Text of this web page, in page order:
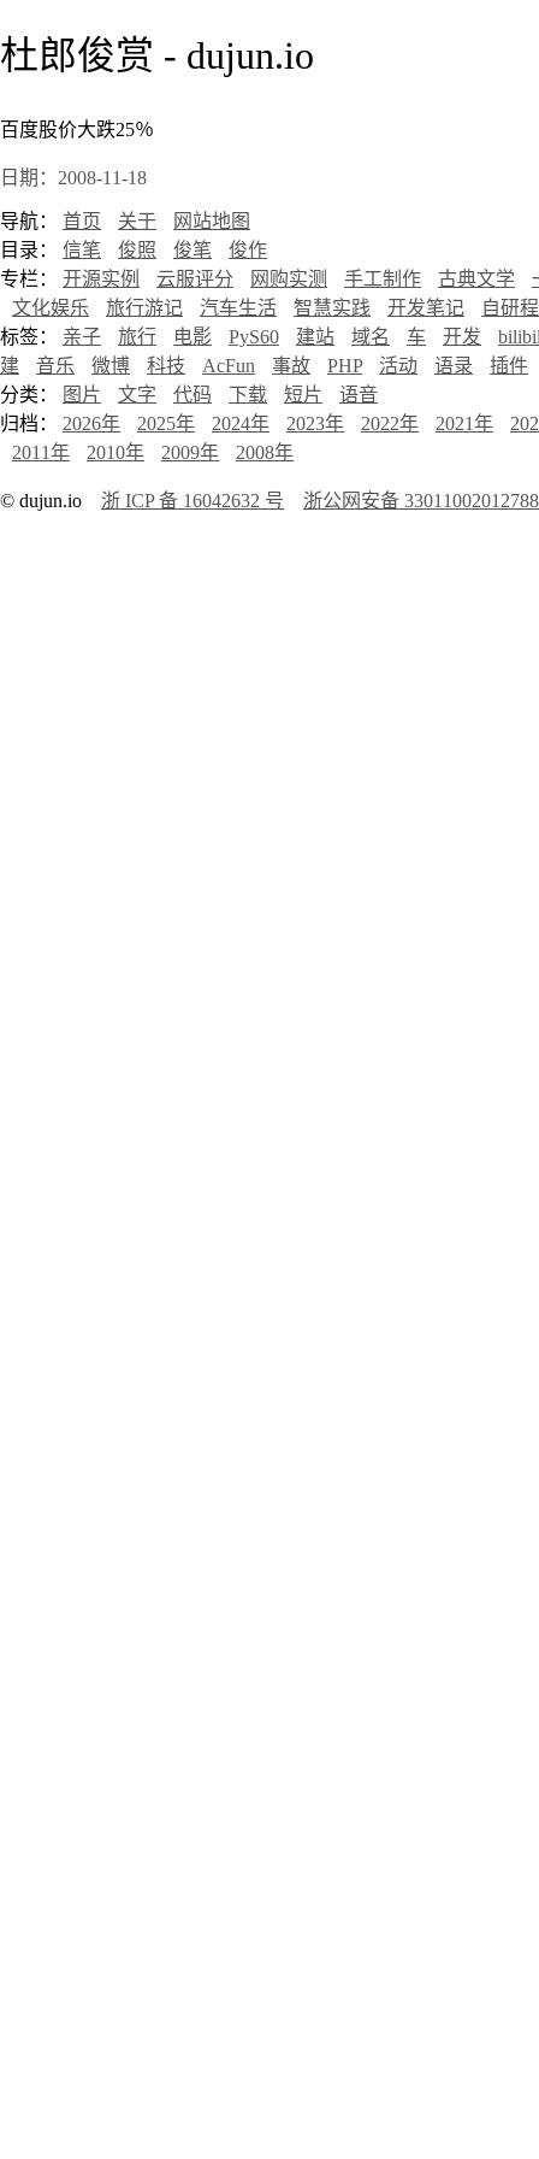
杜郎俊赏 - dujun.io
百度股价大跌25％
日期：2008-11-18
导航： 首页 关于
网站地图
目录： 信笔 俊照 俊笔
俊作
专栏： 开源实例 云服评分 网购实测 手工制作 古典文学
文化娱乐
旅行游记 汽车生活 智慧实践 开发笔记
自研
标签： 亲子 旅行 电影 PyS60 建站 域名 车 开发
建
音乐 微博 科技 AcFun 事故 PHP 活动 语录
插件
分类：
图片 文字 代码 下载 短片
语音
归档： 2026年 2025年 2024年 2023年 2022年 2021年
2011年
2010年 2009年 2008年
© dujun.io 浙 ICP 备 16042632 号 浙公网安备